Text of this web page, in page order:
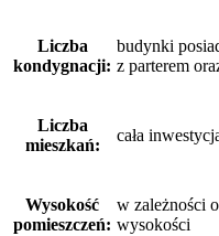
Liczba
kondygnacji:
budynki
z parterem
Liczba
mieszkań:
cała
Wysokość
pomieszczeń:
w zależności
wysokości